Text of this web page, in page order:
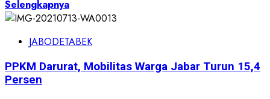
Selengkapnya
JABODETABEK
PPKM Darurat, Mobilitas Warga Jabar Turun 15,4
Persen